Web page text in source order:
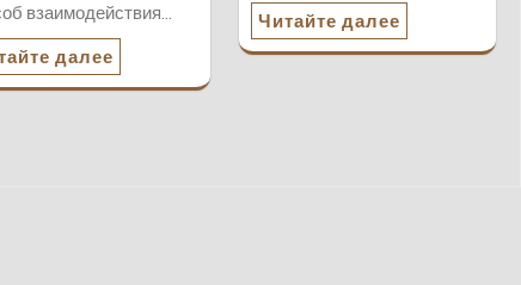
взаимодействия…
далее
Читайте далее